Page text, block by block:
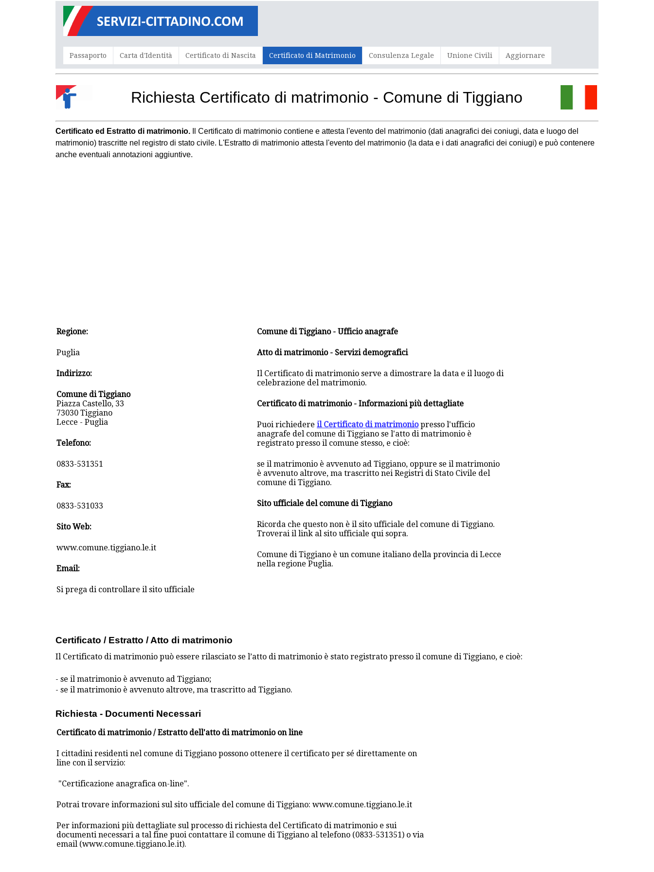
Passaporto Carta d'Identità Certificato di Nascita Certificato di Matrimonio Consulenza Legale Unione Civili Aggiornare
Richiesta Certificato di matrimonio - Comune di Tiggiano
Certificato ed Estratto di matrimonio.
Il Certificato di matrimonio contiene e attesta l'evento del matrimonio (dati anagrafici dei coniugi, data e luogo del
matrimonio) trascritte nel registro di stato civile. L'Estratto di matrimonio attesta l'evento del matrimonio (la data e i dati anagrafici dei coniugi) e può contenere
anche eventuali annotazioni aggiuntive.
Regione:
Puglia
Indirizzo:
Comune di Tiggiano
Piazza Castello, 33
73030 Tiggiano
Lecce - Puglia
Telefono:
0833-531351
Fax:
0833-531033
Sito Web:
www.comune.tiggiano.le.it
Email:
Si prega di controllare il sito ufficiale
Comune di Tiggiano - Ufficio anagrafe
Atto di matrimonio - Servizi demografici
Il Certificato di matrimonio serve a dimostrare la data e il luogo di
celebrazione del matrimonio.
Certificato di matrimonio - Informazioni più dettagliate
Puoi richiedereil Certificato di matrimoniopresso l'ufficio
anagrafe del comune di Tiggiano se l'atto di matrimonio è
registrato presso il comune stesso, e cioè:
se il matrimonio è avvenuto ad Tiggiano, oppure se il matrimonio
è avvenuto altrove, ma trascritto nei Registri di Stato Civile del
comune di Tiggiano.
Sito ufficiale del comune di Tiggiano
Ricorda che questo non è il sito ufficiale del comune di Tiggiano.
Troverai il link al sito ufficiale qui sopra.
Comune di Tiggiano è un comune italiano della provincia di Lecce
nella regione Puglia.
Certificato / Estratto / Atto di matrimonio
Il Certificato di matrimonio può essere rilasciato se l’atto di matrimonio è stato registrato presso il comune di Tiggiano, e cioè:
- se il matrimonio è avvenuto ad Tiggiano;
- se il matrimonio è avvenuto altrove, ma trascritto ad Tiggiano.
Richiesta - Documenti Necessari
Certificato di matrimonio / Estratto dell'atto di matrimonio on line
I cittadini residenti nel comune di Tiggiano possono ottenere il certificato per sé direttamente on
line con il servizio:
"Certificazione anagrafica on-line".
Potrai trovare informazioni sul sito ufficiale del comune di Tiggiano: www.comune.tiggiano.le.it
Per informazioni più dettagliate sul processo di richiesta del Certificato di matrimonio e sui
documenti necessari a tal fine puoi contattare il comune di Tiggiano al telefono (0833-531351) o via
email (www.comune.tiggiano.le.it).